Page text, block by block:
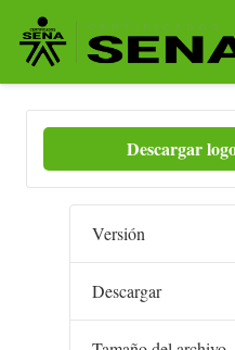
Descargar
Versión
Descargar